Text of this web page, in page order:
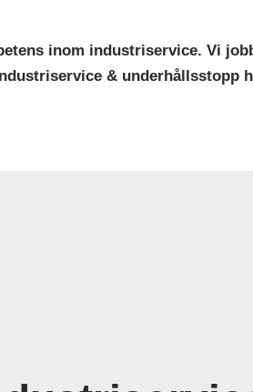
inom industriservice. Vi
& underhållsstopp